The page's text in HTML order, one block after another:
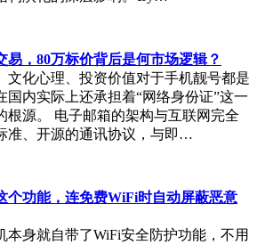
易，80万标价背后是何市场逻辑？
文化心理、投资价值对于手机靓号都是
国内实际上还承担着“网络身份证”这一
根源。 电子邮箱的架构与互联网完全
准、开源的通讯协议，与即…
个功能，连免费WiFi时自动屏蔽恶意
本身就自带了WiFi安全防护功能，不用